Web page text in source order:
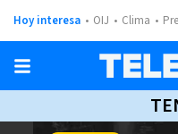
Hoy interesa OIJ Clima